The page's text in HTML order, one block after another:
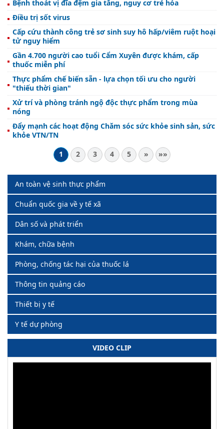
Bệnh thoát vị đĩa đệm gia tăng, nguy cơ trẻ hóa
Điều trị sốt virus
Cấp cứu thành công trẻ sơ sinh suy hô hấp/viêm ruột hoại
tử nguy hiểm
Gần 4.700 người cao tuổi Cẩm Xuyên được khám, cấp
thuốc miễn phí
Thực phẩm chế biến sẵn - lựa chọn tối ưu cho người
"thiếu thời gian"
Xử trí và phòng tránh ngộ độc thực phẩm trong mùa
nóng
Đẩy mạnh các hoạt động Chăm sóc sức khỏe sinh sản, sức
khỏe VTN/TN
1
2 3 4 5 » »»
An toàn vệ sinh thực phẩm
Chuẩn quốc gia về y tế xã
Dân số và phát triển
Khám, chữa bệnh
Phòng, chống tác hại của thuốc lá
Thông tin quảng cáo
Thiết bị y tế
Y tế dự phòng
VIDEO CLIP